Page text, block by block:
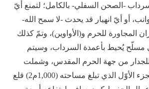
-الصحن السفلي- بالكامل؛ لتمنع أيّ
أو أيّ انهيار قد يحدث -لا سمح الله-
المجاورة للحرم و(الأواوين)، وتمّ كذلك
مسلّح يُحيط بأعمدة السرداب، وسيتم
من جهة الحرم المقدس، وشملت
المرحلة الأولى من الجزء الأوّل الذي تبلغ مساحته (1,000م2) قلع